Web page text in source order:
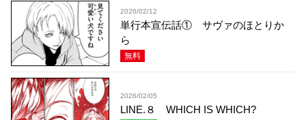
2026/02/12
単行本宣伝話① サヴァのほとりか
ら
無料
2026/02/05
LINE.８ WHICH IS WHICH?